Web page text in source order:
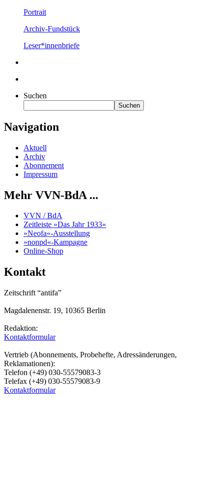
Portrait
Archiv-Fundstück
Leser*innenbriefe
Suchen
Suchen
Navigation
Aktuell
Archiv
Abonnement
Impressum
Mehr VVN-BdA ...
VVN / BdA
Zeitleiste »Das Jahr 1933«
»Neofa«-Ausstellung
»nonpd«-Kampagne
Online-Shop
Kontakt
Zeitschrift “antifa”
Magdalenenstr. 19, 10365 Berlin
Redaktion:
Kontaktformular
Vertrieb (Abonnements, Probehefte, Adressänderungen,
Reklamationen):
Telefon (+49) 030-55579083-3
Telefax (+49) 030-55579083-9
Kontaktformular